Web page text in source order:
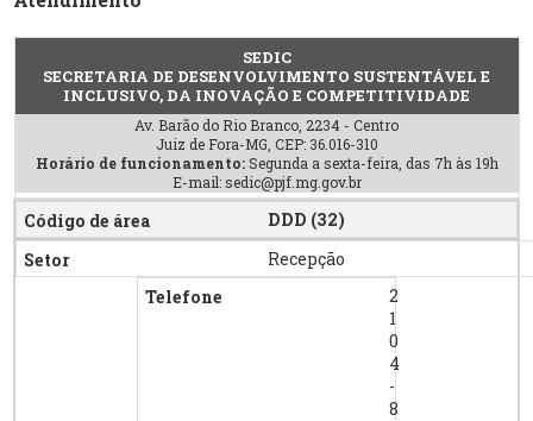
SEDIC
SECRETARIA DE DESENVOLVIMENTO SUSTENTÁVEL E
INCLUSIVO, DA INOVAÇÃO E COMPETITIVIDADE
Av. Barão do Rio Branco, 2234 - Centro
Juiz de Fora-MG, CEP: 36.016-310
Horário de funcionamento:Segunda a sexta-feira, das 7h às 19h
E-mail: sedic@pjf.mg.gov.br
DDD (32)
Recepção
2
1
0
4
-
8